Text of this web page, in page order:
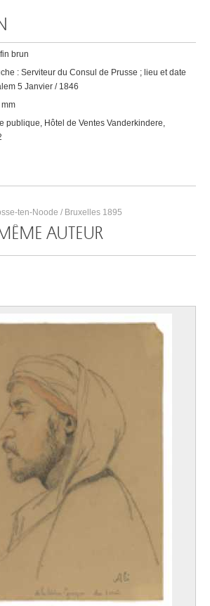
brun
: Serviteur du Consul de Prusse ; lieu et date
5 Janvier / 1846
publique, Hôtel de Ventes Vanderkindere,
ten-Noode / Bruxelles 1895
AUTEUR